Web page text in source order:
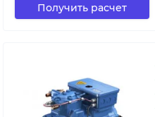
Получить расчет